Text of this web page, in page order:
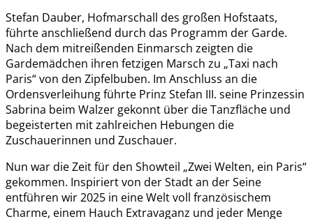
Stefan Dauber, Hofmarschall des großen Hofstaats,
führte anschließend durch das Programm der Garde.
Nach dem mitreißenden Einmarsch zeigten die
Gardemädchen ihren fetzigen Marsch zu „Taxi nach
Paris“ von den Zipfelbuben. Im Anschluss an die
Ordensverleihung führte Prinz Stefan III. seine Prinzessin
Sabrina beim Walzer gekonnt über die Tanzfläche und
begeisterten mit zahlreichen Hebungen die
Zuschauerinnen und Zuschauer.
Nun war die Zeit für den Showteil „Zwei Welten, ein Paris“
gekommen. Inspiriert von der Stadt an der Seine
entführen wir 2025 in eine Welt voll französischem
Charme, einem Hauch Extravaganz und jeder Menge